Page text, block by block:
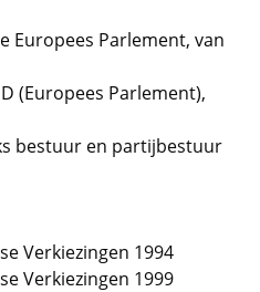
Europees Parlement, van
(Europees Parlement),
bestuur en partijbestuur
Verkiezingen 1994
Verkiezingen 1999